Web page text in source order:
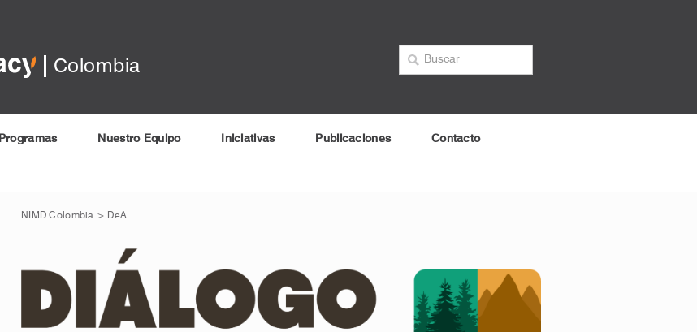
Colombia
Programas Nuestro Equipo Iniciativas Publicaciones
Contacto
NIMD Colombia > DeA